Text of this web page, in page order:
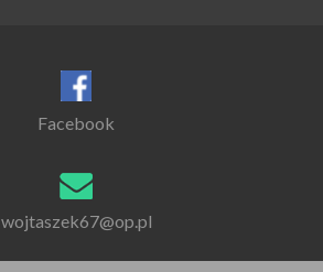
Facebook
wojtaszek67@op.pl